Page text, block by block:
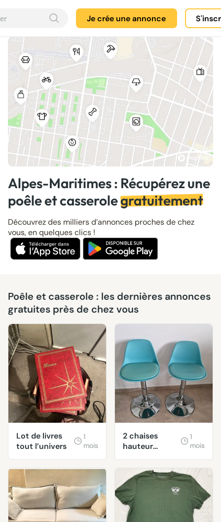
Je crée une annonce
Alpes-Maritimes : Récupérez une
poêle et casserolegratuitement
Découvrez des milliers d’annonces proches de chez
vous, en quelques clics !
Poêle et casserole : les dernières annonces
gratuites près de chez vous
Lot de livres
tout l’univers
1
mois
2 chaises
hauteur
réglable
tabourets de
bar
1
mois